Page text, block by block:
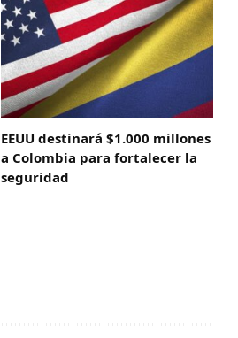
EEUU destinará $1.000 millones
a Colombia para fortalecer la
seguridad